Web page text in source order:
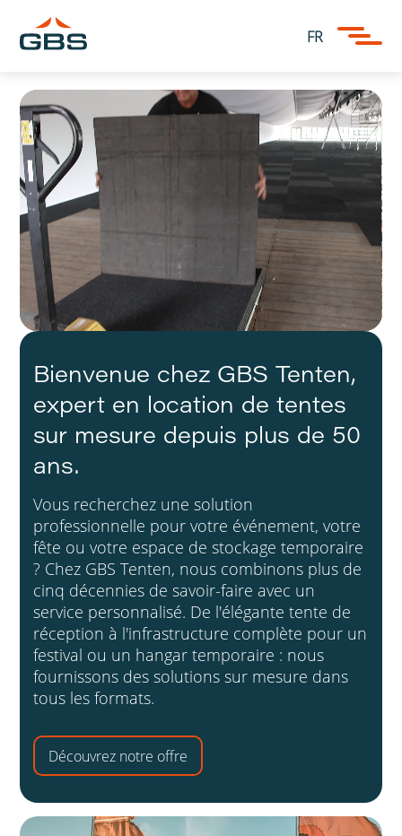
FR
Bienvenue chez GBS Tenten,
expert en location de tentes
sur mesure depuis plus de 50
ans.
Vous recherchez une solution
professionnelle pour votre événement, votre
fête ou votre espace de stockage temporaire
? Chez GBS Tenten, nous combinons plus de
cinq décennies de savoir-faire avec un
service personnalisé. De l'élégante tente de
réception à l'infrastructure complète pour un
festival ou un hangar temporaire : nous
fournissons des solutions sur mesure dans
tous les formats.
Découvrez notre offre